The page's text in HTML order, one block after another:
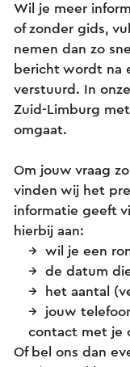
Wil je meer
of zonder gids,
nemen dan zo
bericht wordt na
verstuurd. In
Zuid-Limburg
omgaat.
Om jouw vraag
vinden wij het
informatie geeft
hierbij aan:
wil je een
de datum
het aantal
jouw
contact met je
Of bel ons dan